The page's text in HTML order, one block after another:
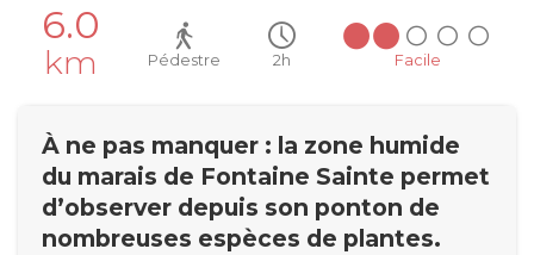
6.0
km Pédestre 2h Facile
À ne pas manquer : la zone humide
du marais de Fontaine Sainte permet
d’observer depuis son ponton de
nombreuses espèces de plantes.